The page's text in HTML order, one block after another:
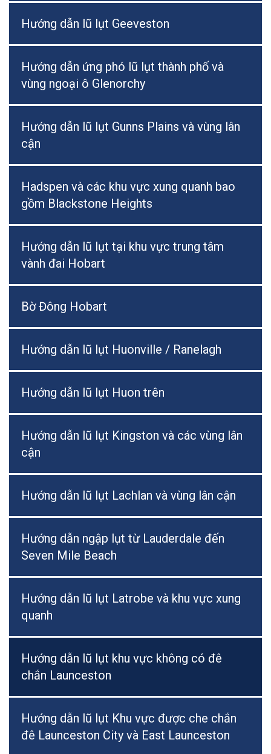
Hướng dẫn lũ lụt Geeveston
Hướng dẫn ứng phó lũ lụt thành phố và
vùng ngoại ô Glenorchy
Hướng dẫn lũ lụt Gunns Plains và vùng lân
cận
Hadspen và các khu vực xung quanh bao
gồm Blackstone Heights
Hướng dẫn lũ lụt tại khu vực trung tâm
vành đai Hobart
Bờ Đông Hobart
Hướng dẫn lũ lụt Huonville / Ranelagh
Hướng dẫn lũ lụt Huon trên
Hướng dẫn lũ lụt Kingston và các vùng lân
cận
Hướng dẫn lũ lụt Lachlan và vùng lân cận
Hướng dẫn ngập lụt từ Lauderdale đến
Seven Mile Beach
Hướng dẫn lũ lụt Latrobe và khu vực xung
quanh
Hướng dẫn lũ lụt khu vực không có đê
chắn Launceston
Hướng dẫn lũ lụt Khu vực được che chắn
đê Launceston City và East Launceston